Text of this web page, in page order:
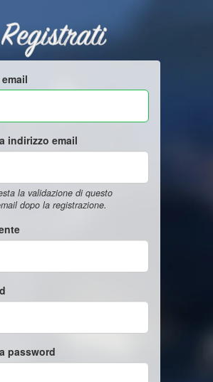
Registrati
indirizzo email
la validazione di questo
dopo la registrazione.
password